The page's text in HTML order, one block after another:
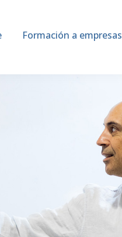
Formación a empresas